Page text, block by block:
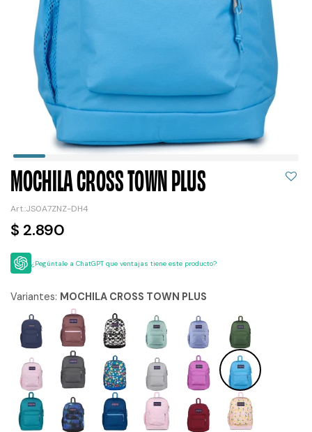
MOCHILA CROSS TOWN PLUS
JS0A7ZNZ-DH4
$ 2.890
¿Pegúntale a ChatGPT que ventajas tiene este producto?
Variantes: MOCHILA CROSS TOWN PLUS